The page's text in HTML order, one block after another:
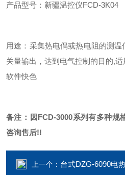
产品型号：新疆温控仪FCD-3K04
用途：采集热电偶或热电阻的测温
关量输出，达到电气控制的目的
软件快色
备注：因FCD-3000系列有多种规格
咨询售后!!
上一个： 台式DZG-6090电热